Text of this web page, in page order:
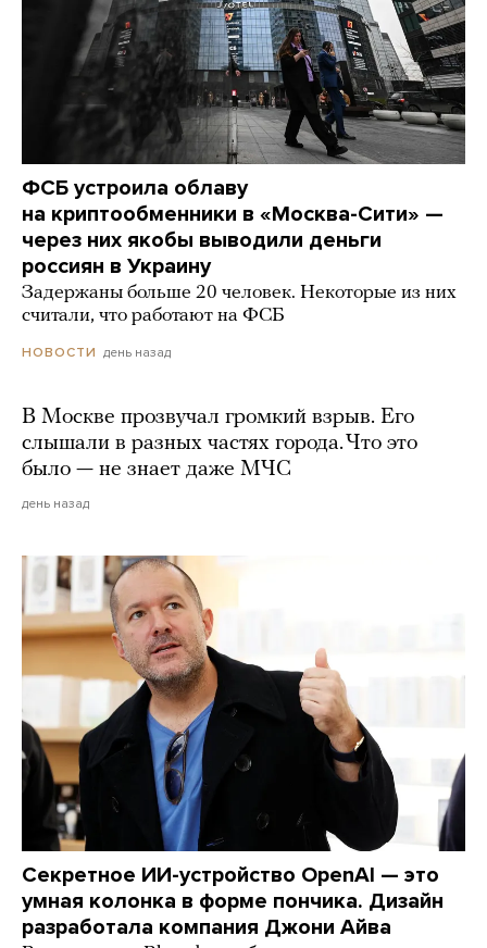
ФСБ устроила облаву
на криптообменники в «Москва-Сити» —
через них якобы выводили деньги
россиян в Украину
Задержаны больше 20 человек. Некоторые из них
считали, что работают на ФСБ
НОВОСТИ день назад
В Москве прозвучал громкий взрыв. Его
слышали в разных частях города. Что это
было — не знает даже МЧС
день назад
Секретное ИИ-устройство OpenAI — это
умная колонка в форме пончика. Дизайн
разработала компания Джони Айва